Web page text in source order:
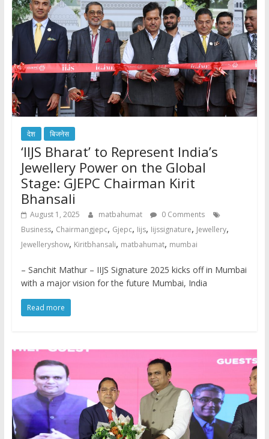
देश बिजनेस
‘IIJS Bharat’ to Represent India’s
Jewellery Power on the Global
Stage: GJEPC Chairman Kirit
Bhansali
August 1, 2025 matbahumat
0 Comments
Business, Chairmangjepc, Gjepc, Iijs, Iijssignature, Jewellery,
Jewelleryshow, Kiritbhansali, matbahumat, mumbai
– Sanchit Mathur – IIJS Signature 2025 kicks off in Mumbai
with a major vision for the future Mumbai, India
Read more